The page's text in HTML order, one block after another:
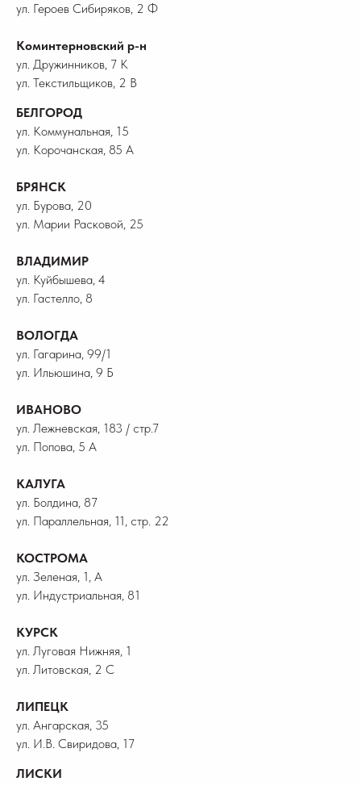
ул. Героев Сибиряков, 2 Ф
Коминтерновский р-н
ул. Дружинников, 7 К
ул. Текстильщиков, 2 В
БЕЛГОРОД
ул. Коммунальная, 15
ул. Корочанская, 85 А
БРЯНСК
ул. Бурова, 20
ул. Марии Расковой, 25
ВЛАДИМИР
ул. Куйбышева, 4
ул. Гастелло, 8
ВОЛОГДА
ул. Гагарина, 99/1
ул. Ильюшина, 9 Б
ИВАНОВО
ул. Лежневская, 183 / стр.7
ул. Попова, 5 А
КАЛУГА
ул. Болдина, 87
ул. Параллельная, 11, стр. 22
КОСТРОМА
ул. Зеленая, 1, А
ул. Индустриальная, 81
КУРСК
ул. Луговая Нижняя, 1
ул. Литовская, 2 С
ЛИПЕЦК
ул. Ангарская, 35
ул. И.В. Свиридова, 17
ЛИСКИ